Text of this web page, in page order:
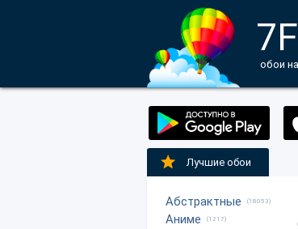
обои
Лучшие обои
Абстрактные (18053)
Аниме (1217)